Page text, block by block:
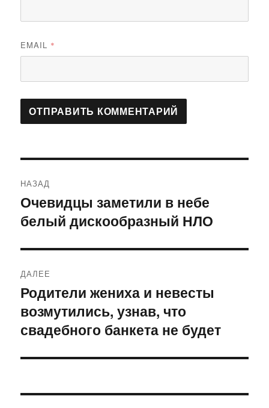
EMAIL *
по
записям
НАЗАД
Предыдущая
запись:
Очевидцы заметили в небе
белый дискообразный НЛО
ДАЛЕЕ
Следующая
запись:
Родители жениха и невесты
возмутились, узнав, что
свадебного банкета не будет